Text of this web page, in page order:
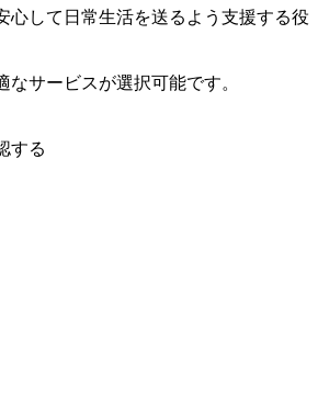
心して日常生活を送るよう支援する役
サービスが選択可能です。
する